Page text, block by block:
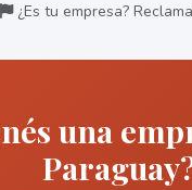
¿Es tu empresa?
una